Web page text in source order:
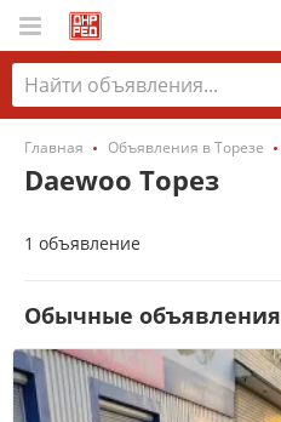
Главная Объявления в Торезе
Daewoo Торез
1 объявление
Обычные объявления